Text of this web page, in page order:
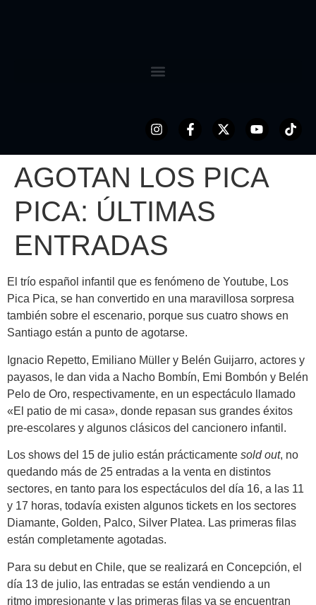
AGOTAN LOS PICA
PICA: ÚLTIMAS
ENTRADAS
El trío español infantil que es fenómeno de Youtube, Los
Pica Pica, se han convertido en una maravillosa sorpresa
también sobre el escenario, porque sus cuatro shows en
Santiago están a punto de agotarse.
Ignacio Repetto, Emiliano Müller y Belén Guijarro, actores y
payasos, le dan vida a Nacho Bombín, Emi Bombón y Belén
Pelo de Oro, respectivamente, en un espectáculo llamado
«El patio de mi casa», donde repasan sus grandes éxitos
pre-escolares y algunos clásicos del cancionero infantil.
Los shows del 15 de julio están prácticamente sold out, no
quedando más de 25 entradas a la venta en distintos
sectores, en tanto para los espectáculos del día 16, a las 11
y 17 horas, todavía existen algunos tickets en los sectores
Diamante, Golden, Palco, Silver Platea. Las primeras filas
están completamente agotadas.
Para su debut en Chile, que se realizará en Concepción, el
día 13 de julio, las entradas se están vendiendo a un
ritmo impresionante y las primeras filas ya se encuentran